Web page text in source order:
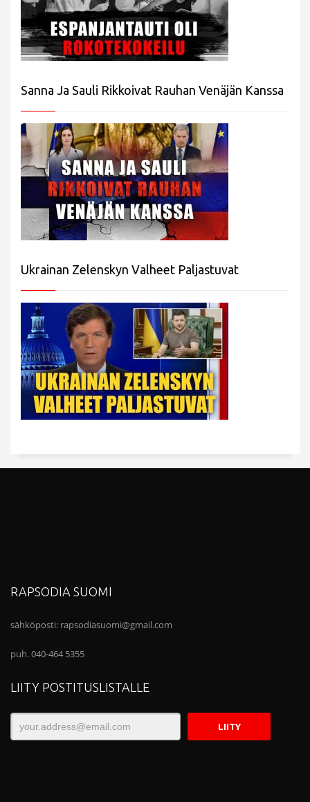
Sanna Ja Sauli Rikkoivat Rauhan Venäjän Kanssa
Ukrainan Zelenskyn Valheet Paljastuvat
RAPSODIA SUOMI
sähköposti: rapsodiasuomi@gmail.com
puh. 040-464 5355
LIITY POSTITUSLISTALLE